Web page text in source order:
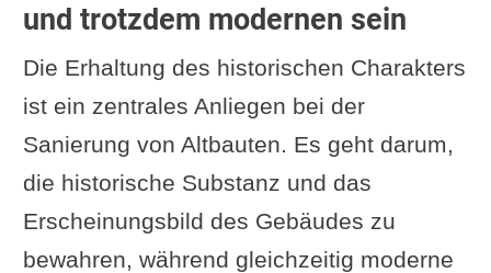
und trotzdem modernen sein
Die Erhaltung des historischen Charakters
ist ein zentrales Anliegen bei der
Sanierung von Altbauten. Es geht darum,
die historische Substanz und das
Erscheinungsbild des Gebäudes zu
bewahren, während gleichzeitig moderne